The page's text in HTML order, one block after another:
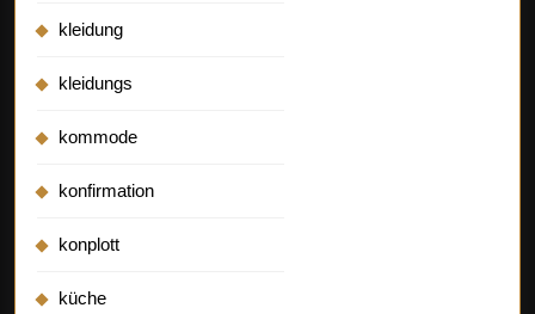
kleidung
kleidungs
kommode
konfirmation
konplott
küche